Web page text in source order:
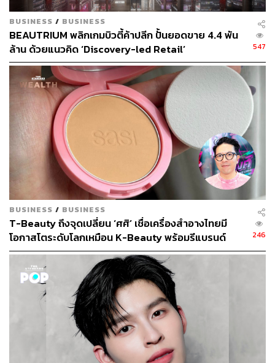
BUSINESS / BUSINESS
BEAUTRIUM พลิกเกมบิวตี้ค้าปลีก ปั้นยอดขาย 4.4 พัน
ล้าน ด้วยแนวคิด ‘Discovery-led Retail’
[Advertorial]
547
BUSINESS / BUSINESS
T-Beauty ถึงจุดเปลี่ยน ‘ศศิ’ เชื่อเครื่องสำอางไทยมี
โอกาสโตระดับโลกเหมือน K-Beauty พร้อมรีแบรนด์
เปลี่ยนภาพจำใหม่
246